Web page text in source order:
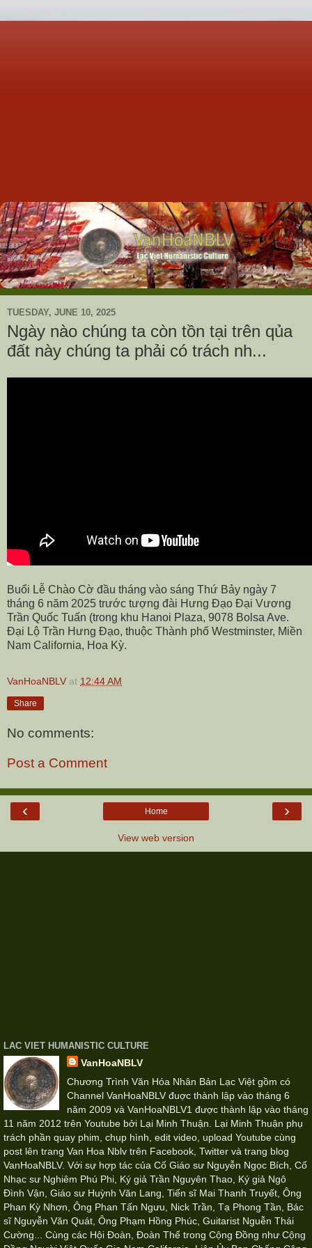
TUESDAY, JUNE 10, 2025
Ngày nào chúng ta còn tồn tại trên qủa
đất này chúng ta phải có trách nh...
Buổi Lễ Chào Cờ đầu tháng vào sáng Thứ Bảy ngày 7
tháng 6 năm 2025 trước tượng đài Hưng Đạo Đại Vương
Trần Quốc Tuấn (trong khu Hanoi Plaza, 9078 Bolsa Ave.
Đại Lộ Trần Hưng Đạo, thuộc Thành phố Westminster, Miền
Nam California, Hoa Kỳ.
VanHoaNBLV at 12:44 AM
Share
No comments:
Post a Comment
‹ ›
Home
View web version
LAC VIET HUMANISTIC CULTURE
VanHoaNBLV
Chương Trình Văn Hóa Nhân Bản Lạc Việt gồm có
Channel VanHoaNBLV đuợc thành lập vào tháng 6
năm 2009 và VanHoaNBLV1 được thành lập vào tháng
11 năm 2012 trên Youtube bởi Lại Minh Thuận. Lại Minh Thuận phụ
trách phần quay phim, chụp hình, edit video, upload Youtube cùng
post lên trang Van Hoa Nblv trên Facebook, Twitter và trang blog
VanHoaNBLV. Với sự hợp tác của Cố Giáo sư Nguyễn Ngọc Bích, Cố
Nhạc sư Nghiêm Phú Phi, Ký giả Trần Nguyên Thao, Ký giả Ngô
Đình Vận, Giáo sư Huỳnh Văn Lang, Tiến sĩ Mai Thanh Truyết, Ông
Phan Kỳ Nhơn, Ông Phan Tấn Ngưu, Nick Trần, Tạ Phong Tần, Bác
sĩ Nguyễn Văn Quát, Ông Phạm Hồng Phúc, Guitarist Nguễn Thái
Cường... Cùng các Hội Đoàn, Đoàn Thể trong Cộng Đồng như Cộng